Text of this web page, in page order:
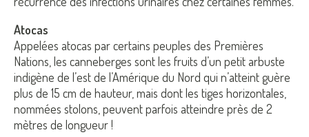
Atocas
Appelées atocas par certains peuples des Premières
Nations, les canneberges sont les fruits d’un petit arbuste
indigène de l’est de l’Amérique du Nord qui n’atteint guère
plus de 15 cm de hauteur, mais dont les tiges horizontales,
nommées stolons, peuvent parfois atteindre près de 2
mètres de longueur !